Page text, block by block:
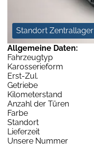
Standort Zentrallager
Allgemeine Daten:
Fahrzeugtyp
Karosserieform
Erst-Zul.
Getriebe
Kilometerstand
Anzahl der Türen
Farbe
Standort
Lieferzeit
Unsere Nummer